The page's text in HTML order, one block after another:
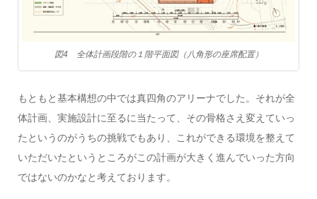
図4 全体計画段階の１階平面図（八角形の座席配置）
もともと基本構想の中では真四角のアリーナでした。それが全
体計画、実施設計に至るに当たって、その骨格さえ変えていっ
たというのがうちの挑戦でもあり、これができる環境を整えて
いただいたというところがこの計画が大きく進んでいった方向
ではないのかなと考えております。